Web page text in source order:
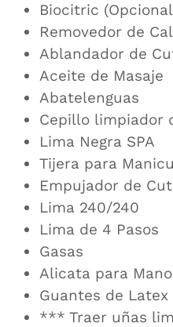
Biocitric
Removedor de
Ablandador de
Aceite de Masaje
Abatelenguas
Cepillo limpiador
Lima Negra SPA
Tijera para
Empujador de
Lima 240/240
Lima de 4 Pasos
Gasas
Alicata para
Guantes de
*** Traer uñas